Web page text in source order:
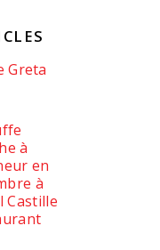
Greta
à
en
à
Castille